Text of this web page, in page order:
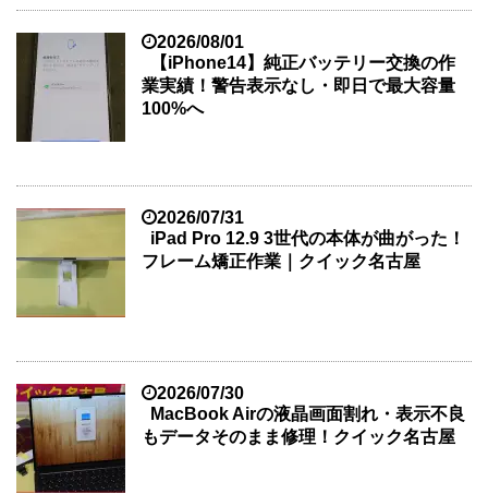
2026/08/01
【iPhone14】純正バッテリー交換の作
業実績！警告表示なし・即日で最大容量
100%へ
2026/07/31
iPad Pro 12.9 3世代の本体が曲がった！
フレーム矯正作業｜クイック名古屋
2026/07/30
MacBook Airの液晶画面割れ・表示不良
もデータそのまま修理！クイック名古屋